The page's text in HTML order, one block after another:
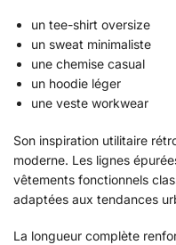
un tee-shirt oversize
un sweat minimaliste
une chemise casual
un hoodie léger
une veste workwear
Son inspiration utilitaire
moderne. Les lignes
vêtements fonctionnels
adaptées aux tendances
La longueur complète